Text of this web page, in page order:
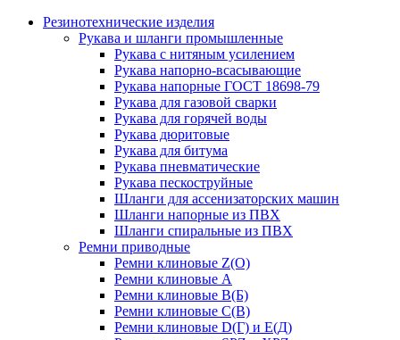
Резинотехнические изделия
Рукава и шланги промышленные
Рукава с нитяным усилением
Рукава напорно-всасывающие
Рукава напорные ГОСТ 18698-79
Рукава для газовой сварки
Рукава для горячей воды
Рукава дюритовые
Рукава для битума
Рукава пневматические
Рукава пескоструйные
Шланги для ассенизаторских машин
Шланги напорные из ПВХ
Шланги спиральные из ПВХ
Ремни приводные
Ремни клиновые Z(О)
Ремни клиновые А
Ремни клиновые В(Б)
Ремни клиновые С(В)
Ремни клиновые D(Г) и Е(Д)